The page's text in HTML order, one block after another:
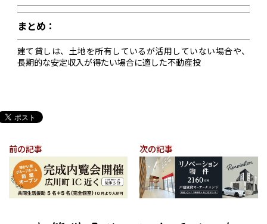
まとめ：
建て貸しは、土地を所有しているが活用していない場合や、
長期的な安定収入が得たい場合に適した不動産投
前の記事 次の記事